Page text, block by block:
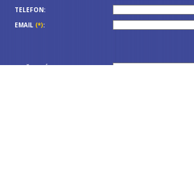
TELEFON:
EMAIL (*):
OPIŠTE KÓD(*):